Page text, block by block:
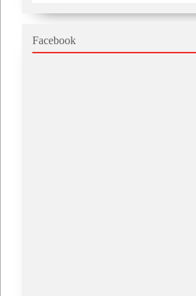
Facebook